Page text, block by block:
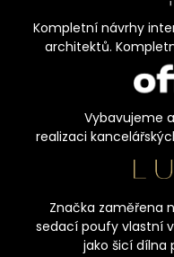
Kompletní návrhy
architektů.
Vybavujeme
realizaci
Značka zaměřena
sedací poufy vlastní
jako šicí dílna